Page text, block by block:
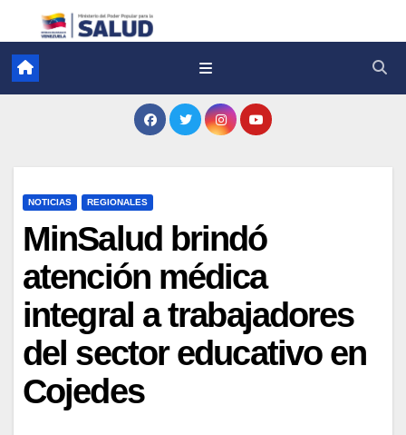
NOTICIAS REGIONALES
MinSalud brindó
atención médica
integral a trabajadores
del sector educativo en
Cojedes